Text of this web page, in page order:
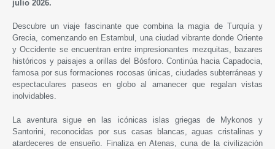
julio 2026.
Descubre un viaje fascinante que combina la magia de Turquía y
Grecia, comenzando en Estambul, una ciudad vibrante donde Oriente
y Occidente se encuentran entre impresionantes mezquitas, bazares
históricos y paisajes a orillas del Bósforo. Continúa hacia Capadocia,
famosa por sus formaciones rocosas únicas, ciudades subterráneas y
espectaculares paseos en globo al amanecer que regalan vistas
inolvidables.
La aventura sigue en las icónicas islas griegas de Mykonos y
Santorini, reconocidas por sus casas blancas, aguas cristalinas y
atardeceres de ensueño. Finaliza en Atenas, cuna de la civilización